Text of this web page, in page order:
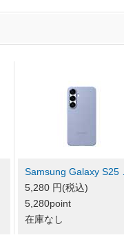
Samsung Galaxy S25
5,280 円(税込)
5,280point
在庫なし